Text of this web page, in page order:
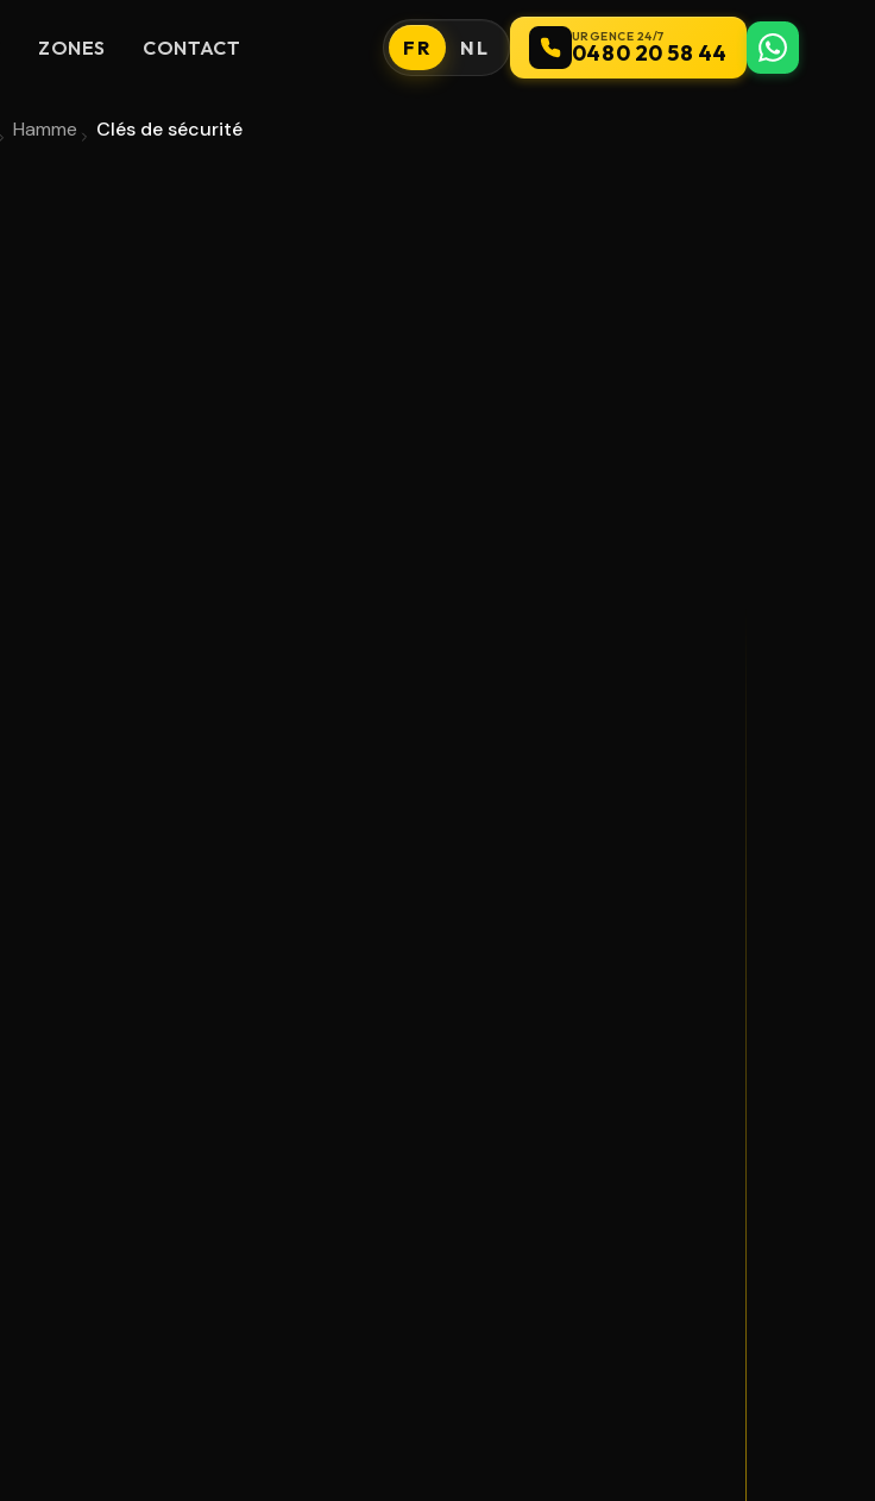
ZONES CONTACT FR NL URGENCE 24/7
0480 20 58 44
Hamme Clés de sécurité